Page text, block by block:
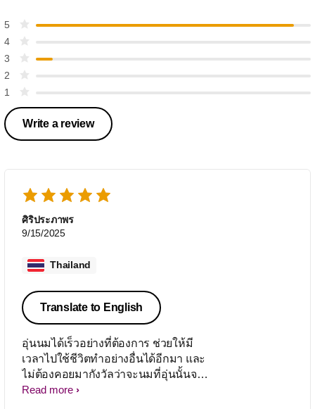
5
4
3
2
1
Write a review
ศิริประภาพร
9/15/2025
Thailand
Translate to English
อุ่นนมได้เร็วอย่างที่ต้องการ ช่วยให้มี
เวลาไปใช้ชีวิตทำอย่างอื่นได้อีกมา และ
ไม่ต้องคอยมากังวัลว่าจะนมที่อุ่นนั้นจะ
ร้อนเกินไปหรือเย็นเกินไป ใช้งานง่าย
Read more